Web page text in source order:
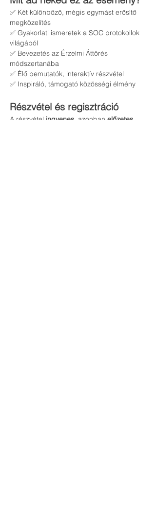
✅ Két különböző, mégis egymást erősítő
megközelítés
✅ Gyakorlati ismeretek a SOC protokollok
világából
✅ Bevezetés az Érzelmi Áttörés
módszertanába
✅ Élő bemutatók, interaktív részvétel
✅ Inspiráló, támogató közösségi élmény
Részvétel és regisztráció
A részvétel ingyenes , azonban előzetes